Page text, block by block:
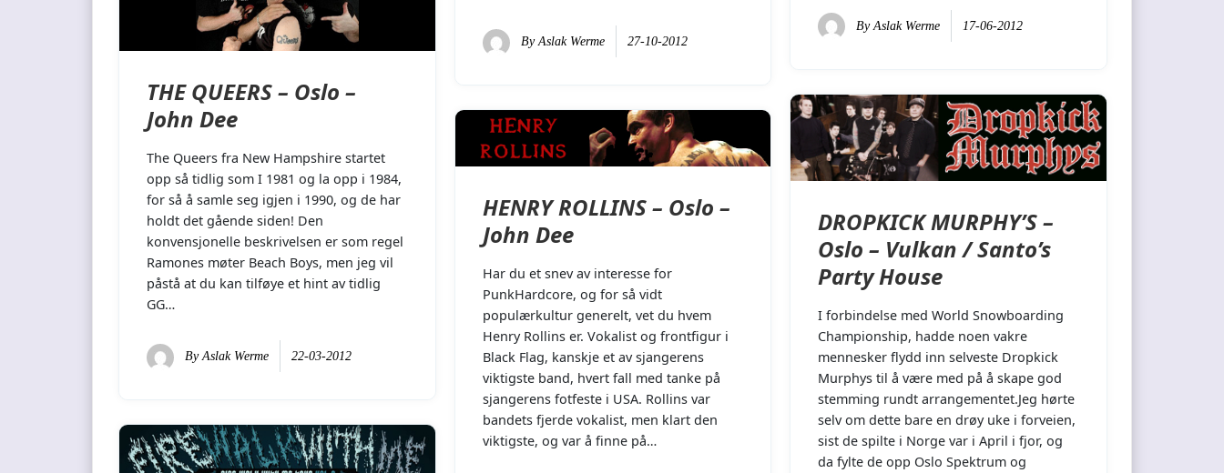
ByAslak Werme 27-10-2012
ByAslak Werme 17-06-2012
THE QUEERS – Oslo –
John Dee
The Queers fra New Hampshire startet
opp så tidlig som I 1981 og la opp i 1984,
for så å samle seg igjen i 1990, og de har
holdt det gående siden! Den
konvensjonelle beskrivelsen er som regel
Ramones møter Beach Boys, men jeg vil
påstå at du kan tilføye et hint av tidlig
GG…
ByAslak Werme 22-03-2012
DROPKICK MURPHY’S –
Oslo – Vulkan / Santo’s
Party House
I forbindelse med World Snowboarding
Championship, hadde noen vakre
mennesker flydd inn selveste Dropkick
Murphys til å være med på å skape god
stemming rundt arrangementet.Jeg hørte
selv om dette bare en drøy uke i forveien,
sist de spilte i Norge var i April i fjor, og
da fylte de opp Oslo Spektrum og
HENRY ROLLINS – Oslo –
John Dee
Har du et snev av interesse for
PunkHardcore, og for så vidt
populærkultur generelt, vet du hvem
Henry Rollins er. Vokalist og frontfigur i
Black Flag, kanskje et av sjangerens
viktigste band, hvert fall med tanke på
sjangerens fotfeste i USA. Rollins var
bandets fjerde vokalist, men klart den
viktigste, og var å finne på…